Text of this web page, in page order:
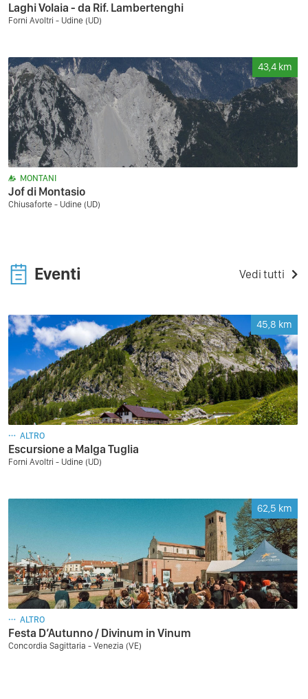
Laghi Volaia - da Rif. Lambertenghi
Forni Avoltri - Udine (UD)
43,4 km
MONTANI
Jof di Montasio
Chiusaforte - Udine (UD)
Eventi Vedi tutti
45,8 km
ALTRO
Escursione a Malga Tuglia
Forni Avoltri - Udine (UD)
62,5 km
ALTRO
Festa D’Autunno / Divinum in Vinum
Concordia Sagittaria - Venezia (VE)